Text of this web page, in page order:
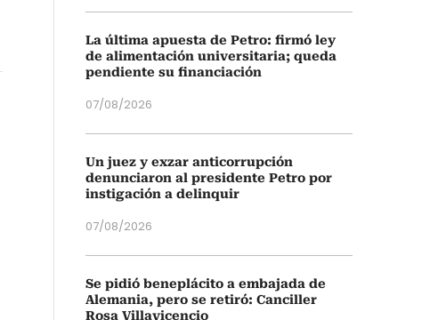
La última apuesta de Petro: firmó ley
de alimentación universitaria; queda
pendiente su financiación
07/08/2026
Un juez y exzar anticorrupción
denunciaron al presidente Petro por
instigación a delinquir
07/08/2026
Se pidió beneplácito a embajada de
Alemania, pero se retiró: Canciller
Rosa Villavicencio